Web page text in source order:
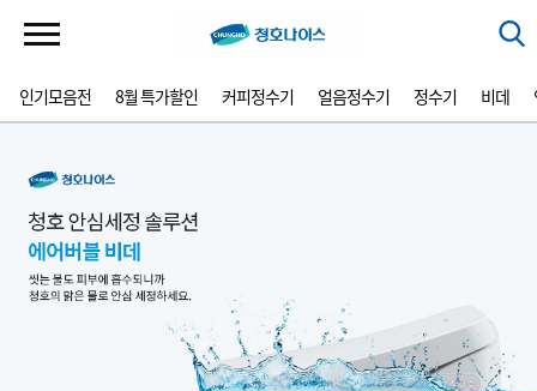
인기모음전 8월 특가할인 커피정수기 얼음정수기 정수기 비데